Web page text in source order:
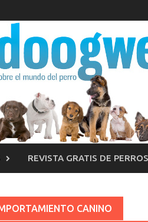
REVISTA GRATIS DE
CANINO